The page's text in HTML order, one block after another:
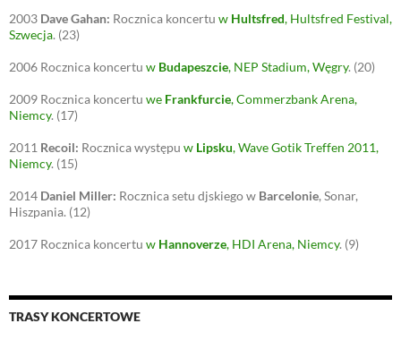
2003 Dave Gahan: Rocznica koncertu w Hultsfred, Hultsfred Festival,
Szwecja. (23)
2006 Rocznica koncertu w Budapeszcie, NEP Stadium, Węgry. (20)
2009 Rocznica koncertu we Frankfurcie, Commerzbank Arena,
Niemcy. (17)
2011 Recoil: Rocznica występu w Lipsku, Wave Gotik Treffen 2011,
Niemcy. (15)
2014 Daniel Miller: Rocznica setu djskiego w Barcelonie, Sonar,
Hiszpania. (12)
2017 Rocznica koncertu w Hannoverze, HDI Arena, Niemcy. (9)
TRASY KONCERTOWE